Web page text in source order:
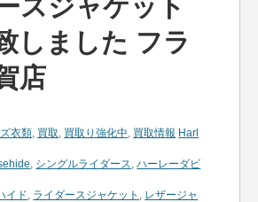
スジャケット
しました フラ
店
衣類, 買取, 買取り強化中, 買取情報 Harl
, シングルライダース,ハーレーダビ
イド, ライダースジャケット , レザージャ